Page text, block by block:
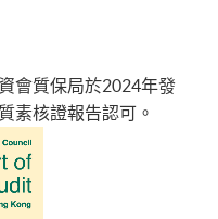
會質保局於2024年發
素核證報告認可。